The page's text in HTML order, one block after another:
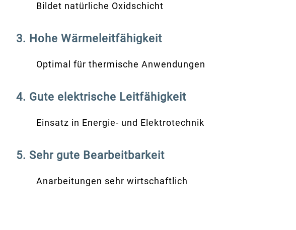
Bildet natürliche Oxidschicht
3. Hohe Wärmeleitfähigkeit
Optimal für thermische Anwendungen
4. Gute elektrische Leitfähigkeit
Einsatz in Energie- und Elektrotechnik
5. Sehr gute Bearbeitbarkeit
Anarbeitungen sehr wirtschaftlich